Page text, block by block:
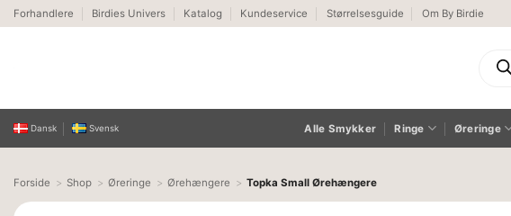
Fortsæt
til
Forhandlere Birdies Univers Katalog Kundeservice Størrelsesguide Om By Birdie
search
Dansk Svensk Alle Smykker Ringe Øreringe
Forside Shop Øreringe Ørehængere Topka Small Ørehængere